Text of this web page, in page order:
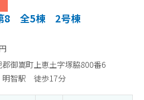
8 全5棟 2号棟
郡御嵩町上恵土字塚脇800番6
明智駅 徒歩17分